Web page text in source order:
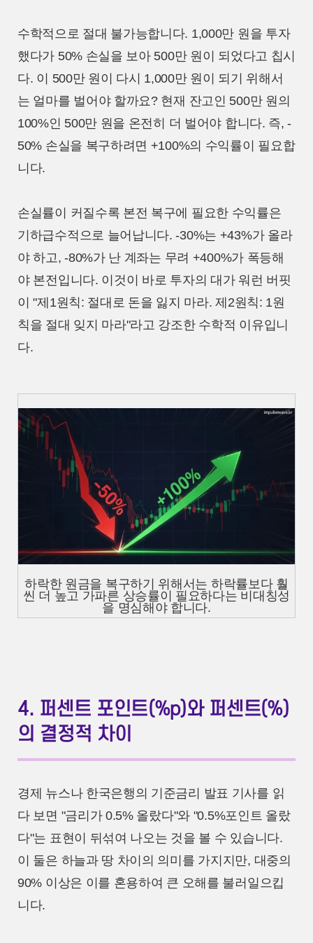
수학적으로 절대 불가능합니다. 1,000만 원을 투자
했다가 50% 손실을 보아 500만 원이 되었다고 칩시
다. 이 500만 원이 다시 1,000만 원이 되기 위해서
는 얼마를 벌어야 할까요? 현재 잔고인 500만 원의
100%인 500만 원을 온전히 더 벌어야 합니다. 즉, -
50% 손실을 복구하려면 +100%의 수익률이 필요합
니다.
손실률이 커질수록 본전 복구에 필요한 수익률은
기하급수적으로 늘어납니다. -30%는 +43%가 올라
야 하고, -80%가 난 계좌는 무려 +400%가 폭등해
야 본전입니다. 이것이 바로 투자의 대가 워런 버핏
이 "제1원칙: 절대로 돈을 잃지 마라. 제2원칙: 1원
칙을 절대 잊지 마라"라고 강조한 수학적 이유입니
다.
하락한 원금을 복구하기 위해서는 하락률보다 훨
씬 더 높고 가파른 상승률이 필요하다는 비대칭성
을 명심해야 합니다.
4. 퍼센트 포인트(%p)와 퍼센트(%)
의 결정적 차이
경제 뉴스나 한국은행의 기준금리 발표 기사를 읽
다 보면 "금리가 0.5% 올랐다"와 "0.5%포인트 올랐
다"는 표현이 뒤섞여 나오는 것을 볼 수 있습니다.
이 둘은 하늘과 땅 차이의 의미를 가지지만, 대중의
90% 이상은 이를 혼용하여 큰 오해를 불러일으킵
니다.